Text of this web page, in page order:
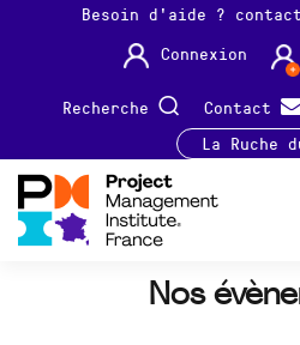
Besoin d'aide ?
Connexion
Recherche Contact
La Ruche
Nos